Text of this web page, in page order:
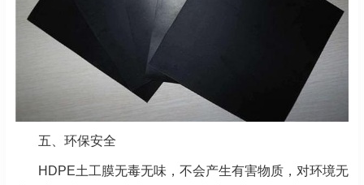
五、环保安全
HDPE土工膜无毒无味，不会产生有害物质，对环境无